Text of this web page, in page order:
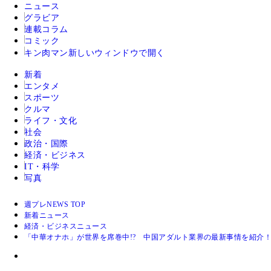
ニュース
グラビア
連載コラム
コミック
キン肉マン 新しいウィンドウで開く
新着
エンタメ
スポーツ
クルマ
ライフ・文化
社会
政治・国際
経済・ビジネス
IT・科学
写真
週プレNEWS TOP
新着ニュース
経済・ビジネスニュース
「中華オナホ」が世界を席巻中!? 中国アダルト業界の最新事情を紹介！